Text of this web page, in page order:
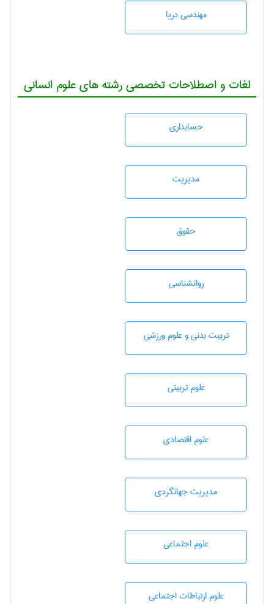
مهندسی دریا
لغات و اصطلاحات تخصصی رشته های علوم انسانی
حسابداری
مديريت
حقوق
روانشناسی
تربيت بدنی و علوم ورزشی
علوم تربيتی
علوم اقتصادی
مديريت جهانگردی
علوم اجتماعی
علوم ارتباطات اجتماعی